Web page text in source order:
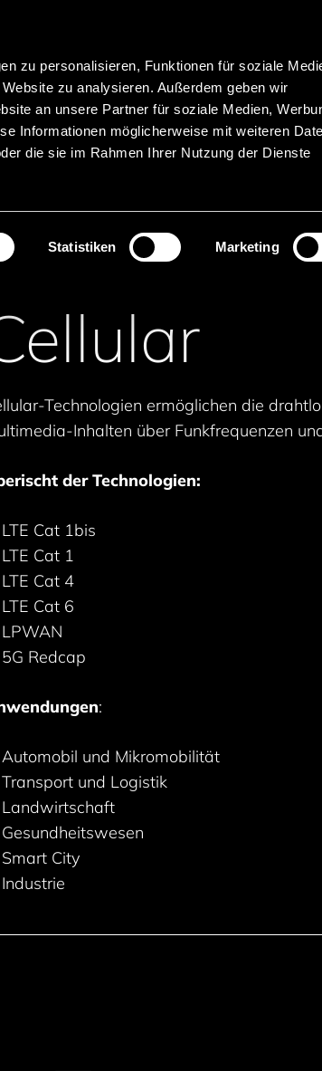
zu personalisieren, Funktionen für soziale
zu analysieren. Außerdem geben wir
an unsere Partner für soziale Medien,
Informationen möglicherweise mit weiteren
die sie im Rahmen Ihrer Nutzung der Dienste
Statistiken Marketing
Menü
Suche
Produktnamen suchen
Technologien ermöglichen die
Inhalten über Funkfrequenzen
der Technologien:
LTE Cat 1bis
LTE Cat 1
LTE Cat 4
LTE Cat 6
LPWAN
5G Redcap
:
Automobil und Mikromobilität
Transport und Logistik
Landwirtschaft
Gesundheitswesen
Smart City
Industrie